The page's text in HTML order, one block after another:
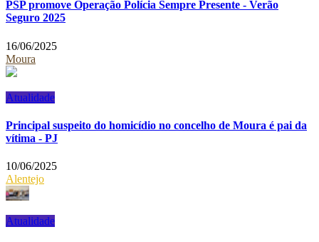
PSP promove Operação Polícia Sempre Presente - Verão
Seguro 2025
16/06/2025
Moura
Atualidade
Principal suspeito do homicídio no concelho de Moura é pai da
vítima - PJ
10/06/2025
Alentejo
Atualidade